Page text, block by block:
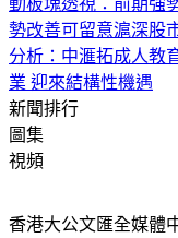
勢改善可留意滬深股
分析：中滙拓成人教
業 迎來結構性機遇
新聞排行
圖集
視頻
香港大公文匯全媒體